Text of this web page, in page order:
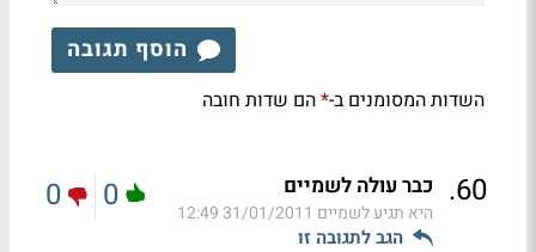
הוסף תגובה
השדות המסומנים ב-*הם שדות חובה
60
. כבר עולה לשמיים
היא תגיע לשמיים 31/01/2011 12:49
הגב לתגובה זו
0
0